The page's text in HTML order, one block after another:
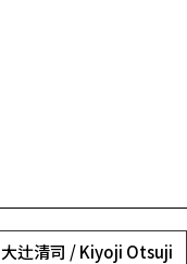
大辻清司 / Kiyoji Otsuji